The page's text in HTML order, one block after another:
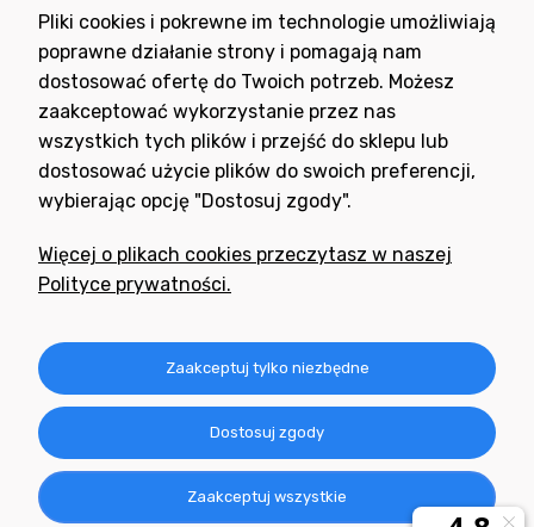
Wyrażam zgodę na otrzymywanie newslettera z inspiracjami,
nowościami i promocjami.
Potrzebujesz pomocy
+48 791 806 804
Informacje
Obsługa zamówień
O nas
Pliki cookies i pokrewne im technologie umożliwiają
poprawne działanie strony i pomagają nam
dostosować ofertę do Twoich potrzeb. Możesz
zaakceptować wykorzystanie przez nas
wszystkich tych plików i przejść do sklepu lub
dostosować użycie plików do swoich preferencji,
wybierając opcję "Dostosuj zgody".
Więcej o plikach cookies przeczytasz w naszej
Polityce prywatności.
Zaakceptuj tylko niezbędne
Dostosuj zgody
Zaakceptuj wszystkie